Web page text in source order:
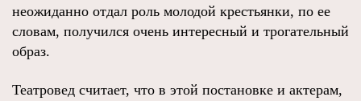
неожиданно отдал роль молодой крестьянки, по ее
словам, получился очень интересный и трогательный
образ.
Театровед считает, что в этой постановке и актерам,